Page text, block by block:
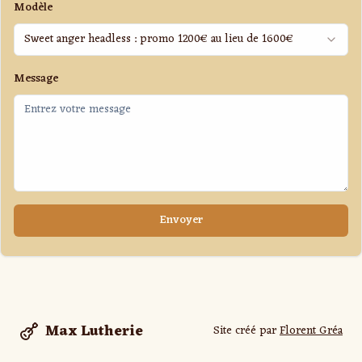
Modèle
Sweet anger headless : promo 1200€ au lieu de 1600€
Message
Envoyer
Max Lutherie Site créé parFlorent Gréa